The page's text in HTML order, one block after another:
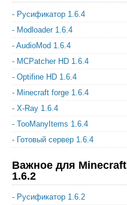
- Русификатор 1.6.4
- Modloader 1.6.4
- AudioMod 1.6.4
- MCPatcher HD 1.6.4
- Optifine HD 1.6.4
- Minecraft forge 1.6.4
- X-Ray 1.6.4
- TooManyItems 1.6.4
- Готовый сервер 1.6.4
Важное для Minecraft
1.6.2
- Русификатор 1.6.2